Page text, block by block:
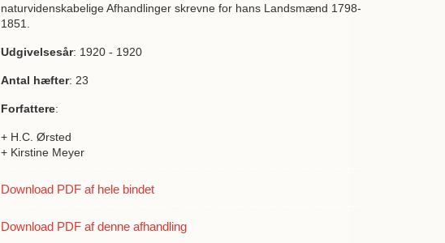
naturvidenskabelige Afhandlinger skrevne for hans Landsmænd 1798-
1851.
Udgivelsesår: 1920 - 1920
Antal hæfter: 23
Forfattere:
+ H.C. Ørsted
+ Kirstine Meyer
Download PDF af hele bindet
Download PDF af denne afhandling